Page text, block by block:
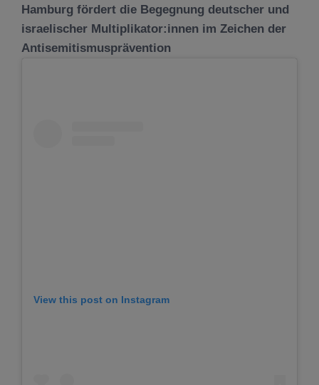
Hamburg fördert die Begegnung deutscher und
israelischer Multiplikator:innen im Zeichen der
Antisemitismusprävention
View this post on Instagram